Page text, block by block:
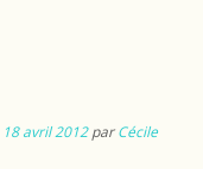
18 avril 2012 parCécile